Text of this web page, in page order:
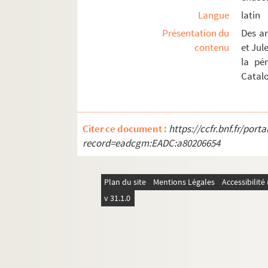
Ms Chiflet 20. Questions de droit
Ms Chiflet 21. Statistique et
Ms Chiflet 22. Rapports de l'Espagne
Ms Chiflet 23. Documents biographiques
Ms Chiflet 24. Correspondance de
Ms Chiflet 27. Correspondance de Jules
Ms Chiflet 28. État de la Franche-Comté
Ms Chiflet 29. Formularium curiae
Ms Chiflet 30. Documents sur l'histoire
Langue
latin
Présentation du
contenu
Des
et
la
Citer ce document : https://ccfr.bnf.fr/
record=eadcgm:EADC:a80206654
Plan du site Mentions Légales
v 31.1.0